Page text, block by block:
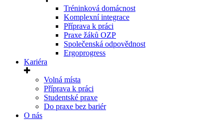
Tréninková domácnost
Komplexní integrace
Příprava k práci
Praxe žáků OZP
Společenská odpovědnost
Ergoprogress
Kariéra
Volná místa
Příprava k práci
Studentské praxe
Do praxe bez bariér
O nás